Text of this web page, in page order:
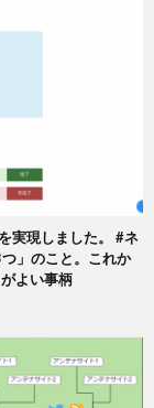
実現しました。 #ネ
」のこと。これか
よい事柄